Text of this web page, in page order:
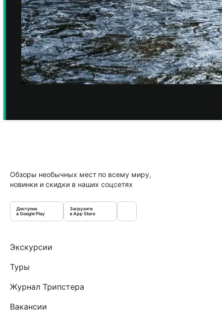
Обзоры необычных мест по всему миру,
новинки и скидки в наших соцсетях
Доступно
в Google Play
Загрузите
в App Store
Экскурсии
Туры
Журнал Трипстера
Вакансии